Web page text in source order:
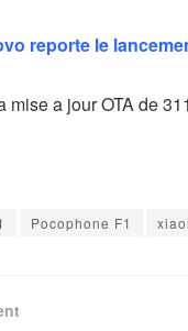
reporte le
mise a jour OTA de
Pocophone F1